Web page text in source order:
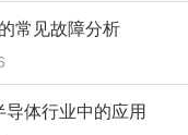
常见故障分析
体行业中的应用